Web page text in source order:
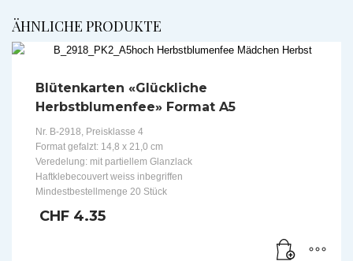
ÄHNLICHE PRODUKTE
Blütenkarten «Glückliche
Herbstblumenfee» Format A5
Nr. B-2918, Preisklasse 4
Format gefalzt: 14,8 x 21,0 cm
Veredelung: mit partiellem Glanzlack
Haftklebecouvert weiss inbegriffen
Mindestbestellmenge 20 Stück
CHF 4.35